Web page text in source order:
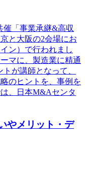
催「事業承継&高収
と大阪の2会場にお
ン）で行われまし
マに、製造業に精通
が講師となって、
のヒントを、事例を
、日本M&Aセンタ
やメリット・デ